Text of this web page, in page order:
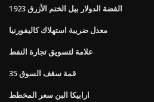
1923 الفضة الدولار بيل الختم الأزرق
معدل ضريبة استهلاك كاليفورنيا
علامة لتسويق تجارة النفط
قمة سقف السوق 35
ارابيكا البن سعر المخطط